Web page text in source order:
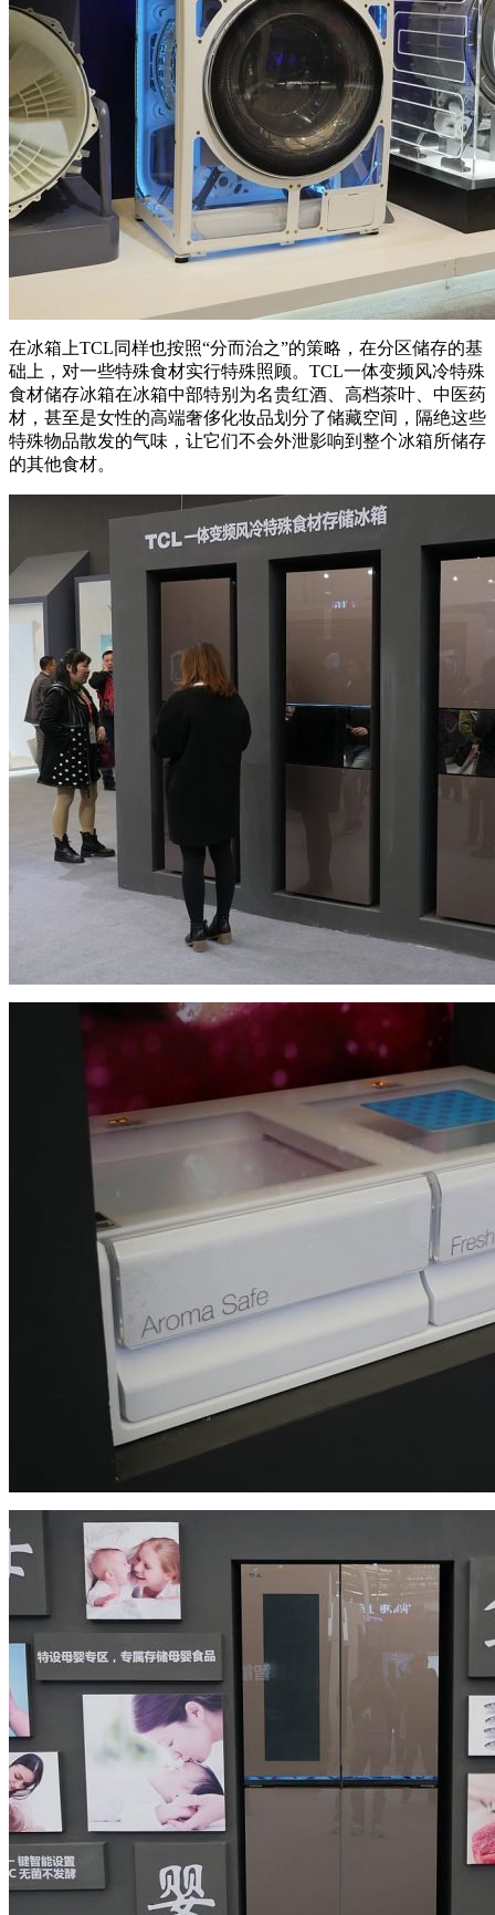
在冰箱上TCL同样也按照“分而治之”的策略，在分区储存的基
础上，对一些特殊食材实行特殊照顾。TCL一体变频风冷特殊
食材储存冰箱在冰箱中部特别为名贵红酒、高档茶叶、中医药
材，甚至是女性的高端奢侈化妆品划分了储藏空间，隔绝这些
特殊物品散发的气味，让它们不会外泄影响到整个冰箱所储存
的其他食材。